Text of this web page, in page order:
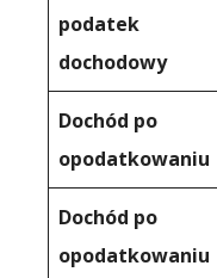
podatek
dochodowy
Dochód po
opodatkowaniu
Dochód po
opodatkowaniu